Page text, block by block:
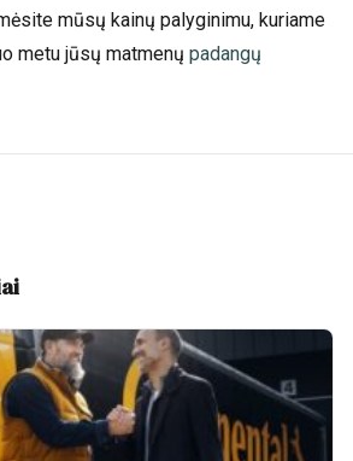
mūsų kainų palyginimu, kuriame
metu jūsų matmenų padangų